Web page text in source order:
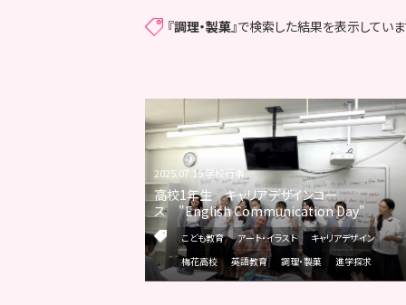
『調理・製菓』で検索した結果を表示していま
2025.07.15 学校行事
高校1年生 キャリアデザインコー
ス "English Communication Day"
こども教育 アート・イラスト
キャリアデザイン
梅花高校
英語教育 調理・製菓 進学探求